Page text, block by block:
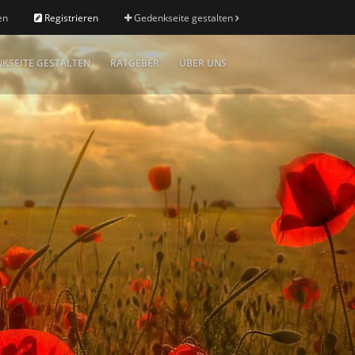
Registrieren Gedenkseite gestalten
GESTALTEN RATGEBER ÜBER UNS